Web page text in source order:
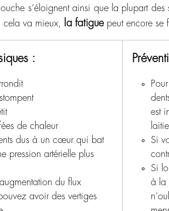
s’éloignent ainsi que la plupart
cela va mieux, la fatigue peut encore se
:
de chaleur
dus à un cœur qui bat
pression artérielle plus
du flux
avoir des vertiges
est
Si
Si
à la